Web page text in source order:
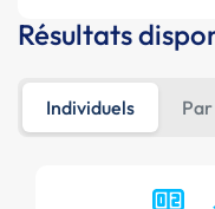
Résultats
Individuels